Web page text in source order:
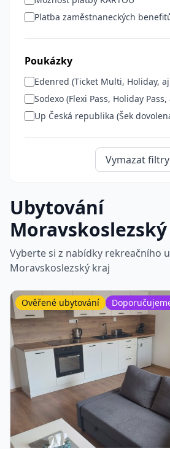
Platba zaměstnaneckých
Poukázky
Edenred (Ticket Multi, Holiday,
Sodexo (Flexi Pass, Holiday Pass,
Up Česká republika (Šek
Vymazat filtry
Ubytování
Vyberte si z nabídky rekreačního
Moravskoslezský kraj
Ověřené ubytování